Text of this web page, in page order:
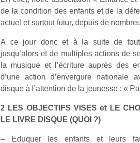
de la condition des enfants et de la
actuel et surtout futur, depuis de
A ce jour donc et à la suite de
jusqu’alors et de multiples actions de
la musique et l’écriture auprès des
d’une action d’envergure nationale
disque à l’attention de la jeunesse : «
2 LES OBJECTIFS VISES et LE
LE LIVRE DISQUE (QUOI ?)
– Eduquer les enfants et leurs